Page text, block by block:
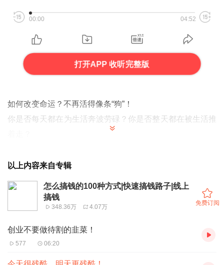
00:00 04:52
打开APP 收听完整版
如何改变命运？不再活得像条“狗”！
你是否每天都在为生活奔波劳碌？你是否整天都在被生活推
你已多久没给自己最亲的人买过一件像样的衣服？
你有没有害怕过还不起房贷，家人生病而拿不出钱？
阿普说创业，给不了你金山银山！
但我可以给你挖掘财富的工具和思维！
《致不甘平庸的你的一封信——赚钱难吗？为什么你必须要
努力成为有钱人？
以上内容来自专辑
怎么搞钱的100种方式|快速搞钱路子|线上
搞钱
348.36万 4.07万
免费订阅
创业不要做待割的韭菜！
577 06:20